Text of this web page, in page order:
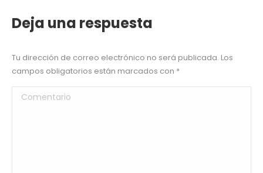
Deja una respuesta
Tu dirección de correo electrónico no será publicada. Los
campos obligatorios están marcados con *
Comentario